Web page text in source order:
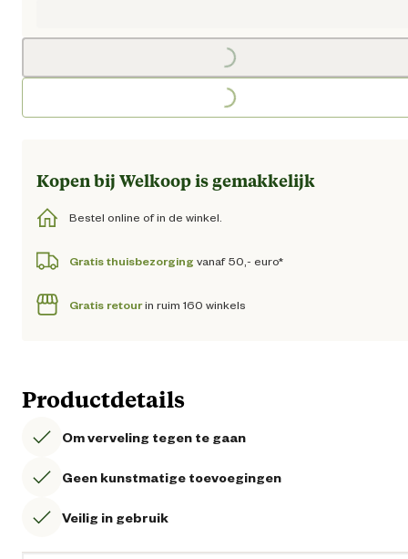
Loading...
Loading...
Kopen bij Welkoop is gemakkelijk
Bestel online of in de winkel.
Gratis thuisbezorging vanaf 50,- euro*
Gratis retourin ruim 160 winkels
Productdetails
Om verveling tegen te gaan
Geen kunstmatige toevoegingen
Veilig in gebruik